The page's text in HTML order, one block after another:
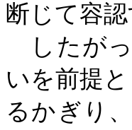
断じて容
したがっ
いを前提
るかぎり